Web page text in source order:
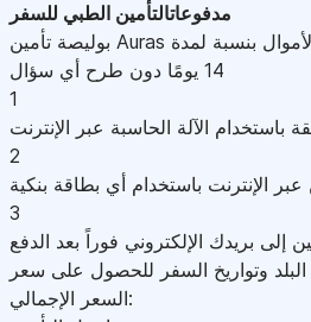
مدفوعاتالتأمين الطبي للسفر
بوليصة تأمين Auras مدعومة بضمان استرداد الأموال بنسبة لمدة
14 يومًا دون طرح أي سؤال
1
باستخدام الآلة الحاسبة عبر الإنترنت
2
عبر الإنترنت باستخدام أي بطاقة بنكية
3
إلى بريدك الإلكتروني فوراً بعد الدفع
وتواريخ السفر للحصول على سعر
السعر الإجمالي: